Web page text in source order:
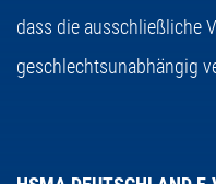
dass die ausschließliche
geschlechtsunabhängig